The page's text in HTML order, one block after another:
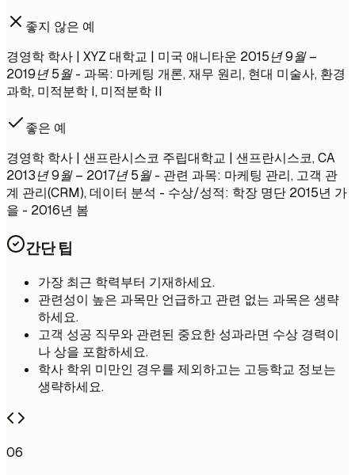
좋지 않은 예
경영학 학사 | XYZ 대학교 | 미국 애니타운 2015년 9월 –
2019년 5월- 과목: 마케팅 개론, 재무 원리, 현대 미술사, 환경
과학, 미적분학 I, 미적분학 II
좋은 예
경영학 학사 | 샌프란시스코 주립대학교 | 샌프란시스코, CA
2013년 9월 – 2017년 5월- 관련 과목: 마케팅 관리, 고객 관
계 관리(CRM), 데이터 분석 - 수상/성적: 학장 명단 2015년 가
을 - 2016년 봄
간단 팁
가장 최근 학력부터 기재하세요.
관련성이 높은 과목만 언급하고 관련 없는 과목은 생략
하세요.
고객 성공 직무와 관련된 중요한 성과라면 수상 경력이
나 상을 포함하세요.
학사 학위 미만인 경우를 제외하고는 고등학교 정보는
생략하세요.
06